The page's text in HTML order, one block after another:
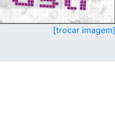
[trocar imagem]